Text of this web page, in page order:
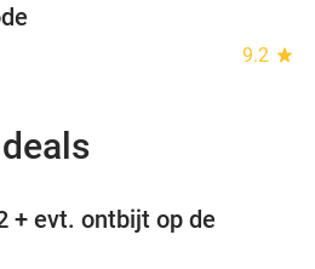
9.2 star
+ evt. ontbijt op de